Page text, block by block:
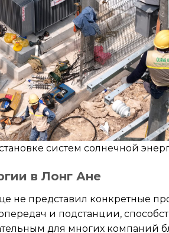
систем солнечной
в Лонг Ане
не представил конкретные
и подстанции,
для многих компаний